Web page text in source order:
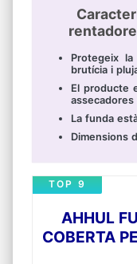
Protegeix
brutícia i
El producte
La funda
Dimensions
AHHUL
COBERTA
TOP 9